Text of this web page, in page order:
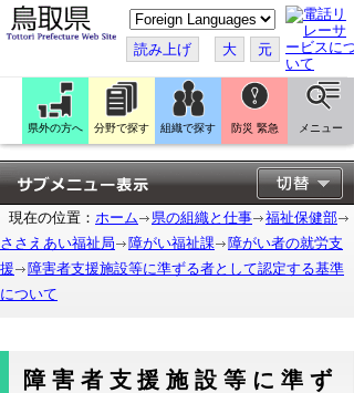
こ
の
ペ
ー
ジ
翻
訳
す
る
読み上げ 大 元
県外の方へ 分野で探す 組織で探す 防災 緊急 メニュー
現在の位置： ホーム 県の組織と仕事
福祉保健部
ささえあい福祉局
障がい福祉課
障がい者の就労支
援
障害者支援施設等に準ずる者として認定する基準
について
障害者支援施設等に準ず